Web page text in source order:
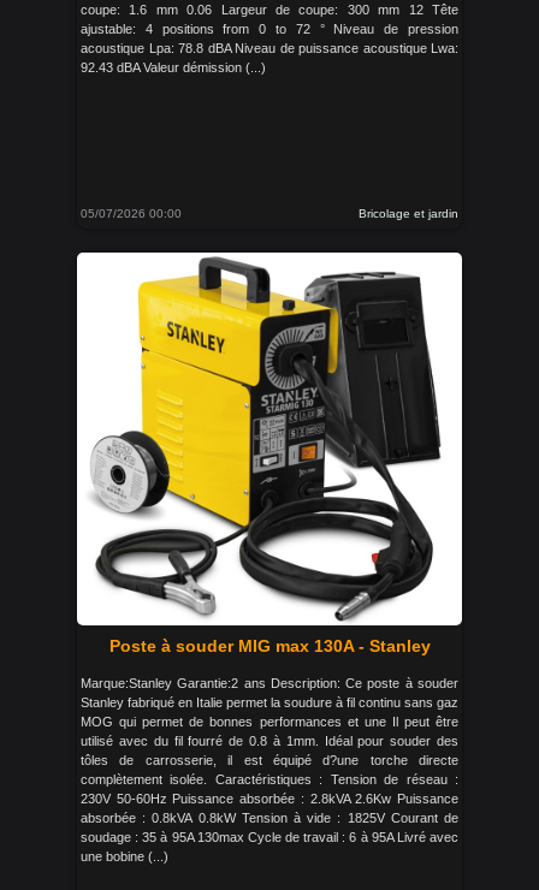
coupe: 1.6 mm 0.06 Largeur de coupe: 300 mm 12 Tête
ajustable: 4 positions from 0 to 72 ° Niveau de pression
acoustique Lpa: 78.8 dBA Niveau de puissance acoustique Lwa:
92.43 dBA Valeur démission (...)
05/07/2026 00:00 Bricolage et jardin
Poste à souder MIG max 130A - Stanley
Marque:Stanley Garantie:2 ans Description: Ce poste à souder
Stanley fabriqué en Italie permet la soudure à fil continu sans gaz
MOG qui permet de bonnes performances et une Il peut être
utilisé avec du fil fourré de 0.8 à 1mm. Idéal pour souder des
tôles de carrosserie, il est équipé d?une torche directe
complètement isolée. Caractéristiques : Tension de réseau :
230V 50-60Hz Puissance absorbée : 2.8kVA 2.6Kw Puissance
absorbée : 0.8kVA 0.8kW Tension à vide : 1825V Courant de
soudage : 35 à 95A 130max Cycle de travail : 6 à 95A Livré avec
une bobine (...)